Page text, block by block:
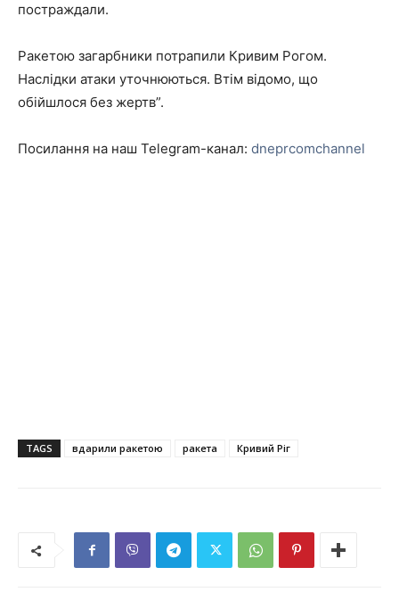
постраждали.
Ракетою загарбники потрапили Кривим Рогом.
Наслідки атаки уточнюються. Втім відомо, що
обійшлося без жертв”.
Посилання на наш Telegram-канал: dneprcomchannel
TAGS вдарили ракетою ракета Кривий Ріг